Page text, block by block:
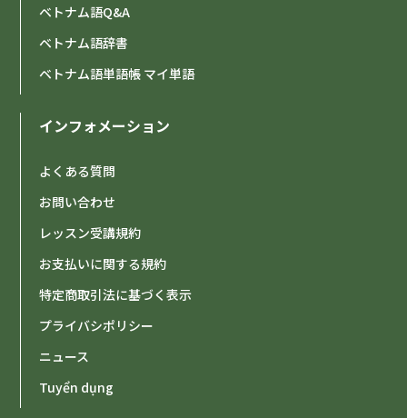
ベトナム語Q&A
ベトナム語辞書
ベトナム語単語帳 マイ単語
インフォメーション
よくある質問
お問い合わせ
レッスン受講規約
お支払いに関する規約
特定商取引法に基づく表示
プライバシポリシー
ニュース
Tuyển dụng